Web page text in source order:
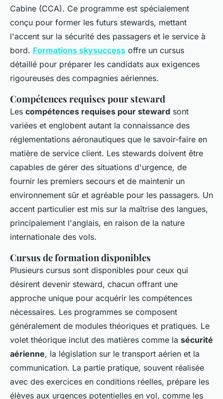
Cabine (CCA). Ce programme est spécialement
conçu pour former les futurs stewards, mettant
l'accent sur la sécurité des passagers et le service à
bord. Formations skysuccess offre un cursus
détaillé pour préparer les candidats aux exigences
rigoureuses des compagnies aériennes.
Compétences requises pour steward
Les compétences requises pour steward sont
variées et englobent autant la connaissance des
réglementations aéronautiques que le savoir-faire en
matière de service client. Les stewards doivent être
capables de gérer des situations d'urgence, de
fournir les premiers secours et de maintenir un
environnement sûr et agréable pour les passagers. Un
accent particulier est mis sur la maîtrise des langues,
principalement l'anglais, en raison de la nature
internationale des vols.
Cursus de formation disponibles
Plusieurs cursus sont disponibles pour ceux qui
désirent devenir steward, chacun offrant une
approche unique pour acquérir les compétences
nécessaires. Les programmes se composent
généralement de modules théoriques et pratiques. Le
volet théorique inclut des matières comme la sécurité
aérienne, la législation sur le transport aérien et la
communication. La partie pratique, souvent réalisée
avec des exercices en conditions réelles, prépare les
élèves aux urgences potentielles en vol, comme les